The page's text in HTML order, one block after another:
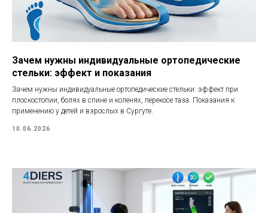
Зачем нужны индивидуальные ортопедические
стельки: эффект и показания
Зачем нужны индивидуальные ортопедические стельки: эффект при
плоскостопии, болях в спине и коленях, перекосе таза. Показания к
применению у детей и взрослых в Сургуте.
10.06.2026